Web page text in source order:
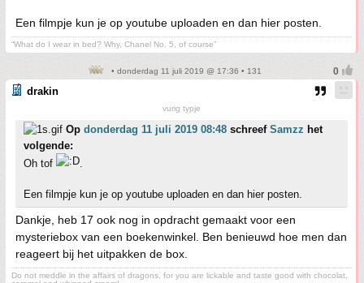
Een filmpje kun je op youtube uploaden en dan hier posten.
“What do I wear in bed? Why, Chanel No. 5, of course”
• donderdag 11 juli 2019 @ 17:36 • 131
drakin
vurig typje
Op donderdag 11 juli 2019 08:48 schreef Samzz het
volgende:
Oh tof
Een filmpje kun je op youtube uploaden en dan hier posten.
Dankje, heb 17 ook nog in opdracht gemaakt voor een
mysteriebox van een boekenwinkel. Ben benieuwd hoe men dan
reageert bij het uitpakken de box.
Do not meddle in the affairs of dragons, for you are lickable and taste good with chocolat,